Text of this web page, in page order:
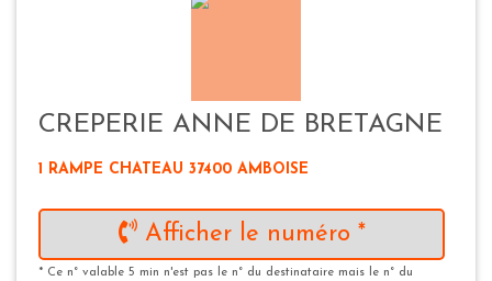
CREPERIE ANNE DE BRETAGNE
1 RAMPE CHATEAU 37400 AMBOISE
Afficher le numéro *
* Ce n° valable 5 min n'est pas le n° du destinataire mais le n° du